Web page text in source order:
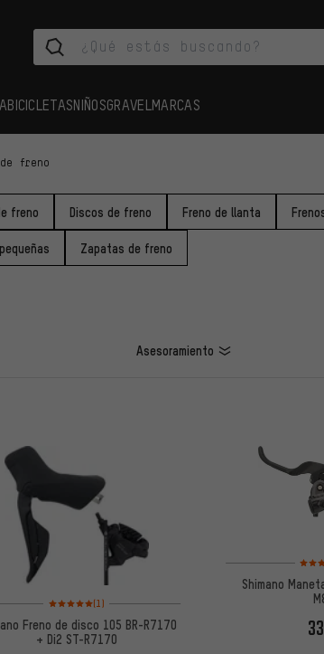
BICICLETASNIÑOSGRAVEL MARCAS
freno
freno Discos de freno Freno de llanta
Zapatas de freno
Asesoramiento
Valoración media: 5 de 5 basada en 1 reseñas
(1)
Freno de disco 105 BR-R7170
+ Di2 ST-R7170
Shimano